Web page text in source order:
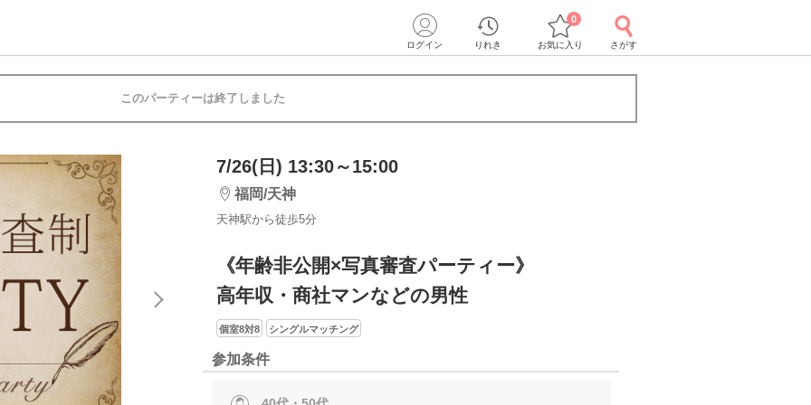
ログイン りれき お気に入り
0
さがす
このパーティーは終了しました
7/26(日) 13:30～15:00
福岡/天神
天神駅から徒歩5分
《年齢非公開×写真審査パーティー》
高年収・商社マンなどの男性
個室8対8 シングルマッチング
参加条件